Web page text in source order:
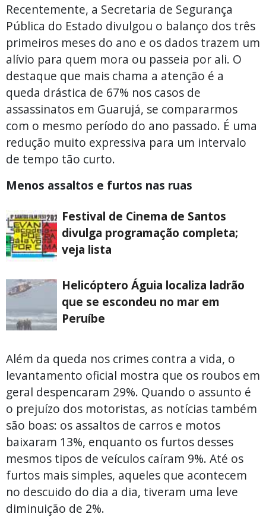
Recentemente, a Secretaria de Segurança
Pública do Estado divulgou o balanço dos três
primeiros meses do ano e os dados trazem um
alívio para quem mora ou passeia por ali. O
destaque que mais chama a atenção é a
queda drástica de 67% nos casos de
assassinatos em Guarujá, se compararmos
com o mesmo período do ano passado. É uma
redução muito expressiva para um intervalo
de tempo tão curto.
Menos assaltos e furtos nas ruas
Festival de Cinema de Santos
divulga programação completa;
veja lista
Helicóptero Águia localiza ladrão
que se escondeu no mar em
Peruíbe
Além da queda nos crimes contra a vida, o
levantamento oficial mostra que os roubos em
geral despencaram 29%. Quando o assunto é
o prejuízo dos motoristas, as notícias também
são boas: os assaltos de carros e motos
baixaram 13%, enquanto os furtos desses
mesmos tipos de veículos caíram 9%. Até os
furtos mais simples, aqueles que acontecem
no descuido do dia a dia, tiveram uma leve
diminuição de 2%.